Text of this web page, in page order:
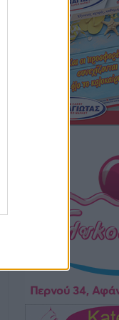
Νέες
αλλάξουν άμεσα
πριν 2
Στον
Αθλητικά• πριν 2
Οικονομική
στο κλειστό
πριν 2
Στάθης
επαγγελματικό
με MTGP και
Αυστραλία
Αθλητικά • πριν 2